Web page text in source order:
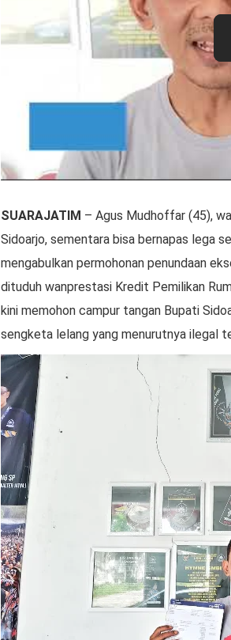
SUARAJATIM – Agus Mudhoffar (45),
Sidoarjo, sementara bisa bernapas lega
mengabulkan permohonan penundaan
dituduh wanprestasi Kredit Pemilikan
kini memohon campur tangan Bupati
sengketa lelang yang menurutnya ilegal